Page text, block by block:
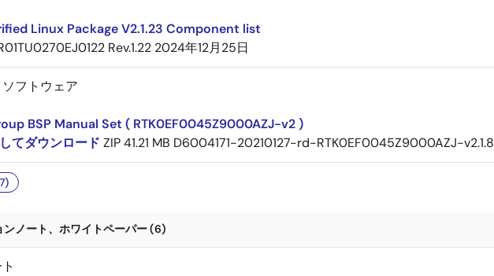
Linux Package V2.1.23 Component list
Rev.1.22 2024年12月25日
フトウェア
BSP Manual Set ( RTK0EF0045Z9000AZJ-v2 )
てダウンロード ZIP41.21 MB D6004171-20210127-rd-RTK0EF0045Z9000AZJ-v2.1.8
ンノート、ホワイトペーパー (6)